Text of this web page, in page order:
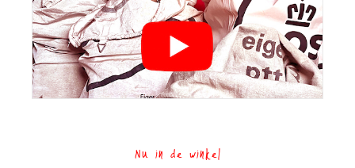
Nu in de winkel